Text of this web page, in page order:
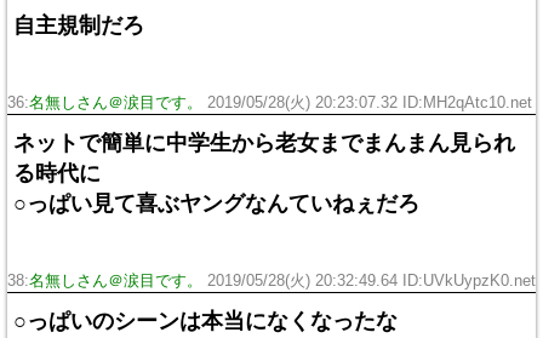
自主規制だろ
36:名無しさん＠涙目です。 2019/05/28(火) 20:23:07.32 ID:MH2qAtc10.net
ネットで簡単に中学生から老女までまんまん見られ
る時代に
○っぱい見て喜ぶヤングなんていねぇだろ
38:名無しさん＠涙目です。 2019/05/28(火) 20:32:49.64 ID:UVkUypzK0.net
○っぱいのシーンは本当になくなったな